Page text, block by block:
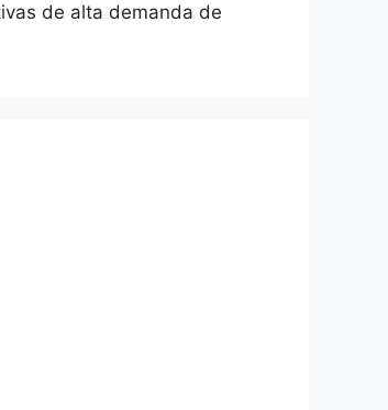
de alta demanda de